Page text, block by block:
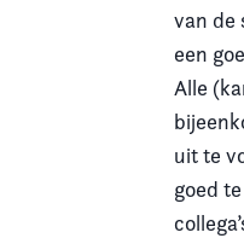
Kennis & Informatievan de
een
Alle
uit te
goed